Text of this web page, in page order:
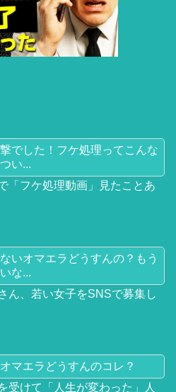
でした！フケ処理ってこんな
い...
「フケ処理動画」見たことあ
いオマエラどうすんの？もう
な...
ん、若い女子をSNSで募集し
マエラどうすんのコレ？
受けて「人生が変わった」人